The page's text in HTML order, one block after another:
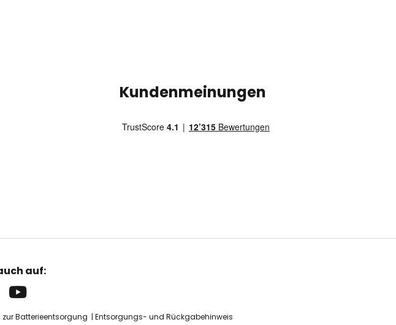
Kundenmeinungen
auf:
zur Batterieentsorgung Entsorgungs- und Rückgabehinweis